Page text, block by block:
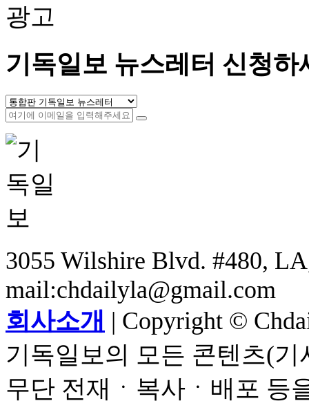
광고
기독일보 뉴스레터 신청하
3055 Wilshire Blvd. #480,
mail:chdailyla@gmail.com
회사소개 | Copyright ©
기독일보의 모든 콘텐츠(
무단 전재ㆍ복사ㆍ배포 등